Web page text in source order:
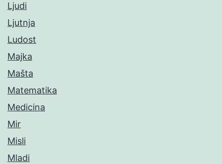
Ljudi
Ljutnja
Ludost
Majka
Mašta
Matematika
Medicina
Mir
Misli
Mladi